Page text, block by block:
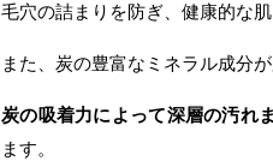
毛穴の詰まりを防ぎ、健康的な
また、炭の豊富なミネラル成分
炭の吸着力によって深層の汚れ
ます。